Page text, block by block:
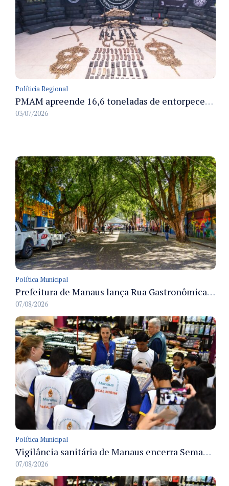
Políticia Regional
PMAM apreende 16,6 toneladas de entorpecentes e registra aumento nas prisões em flagrante e nas capturas de foragidos no primeiro semestre de 2026
03/07/2026
Política Municipal
Prefeitura de Manaus lança Rua Gastronômica preservando as 17 árvores da Ferreira Pena no Centro
07/08/2026
Política Municipal
Vigilância sanitária de Manaus encerra Semana da Vigilância com painel para médicos recém-formados e projeto Fiscal Mirim
07/08/2026